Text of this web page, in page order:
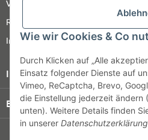
Wie wir Cookies & Co
Durch Klicken auf „Alle
Einsatz folgender Dienste auf
Vimeo, ReCaptcha, Brevo,
die Einstellung jederzeit ändern
unten). Weitere Details finden
in unserer Datenschutzerklärung
Versandinformationen
Retour
Impressum
Informationen
Bezahlung & Versand
© HOZ MEDI